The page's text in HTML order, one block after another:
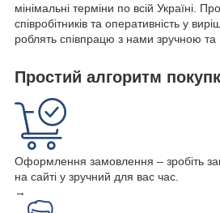
мінімальні терміни по всій Україні.
співробітників та оперативність у
роблять співпрацю з нами зручною та
Простий алгоритм
Оформлення замовлення – зробіть
на сайті у зручний для вас час.
→